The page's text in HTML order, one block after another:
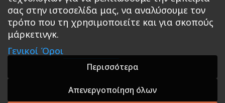
Κεντρική Βιβλία
Roleplaying Games Ψυχαγωγία Εκδόσεις Βάρδος
Σε Προσφορά
A theme by GradientThemes - A theme by Gradient
σας στην ιστοσελίδα μας, να αναλύσουμε τον
τρόπο που τη χρησιμοποιείτε και για σκοπούς
μάρκετινγκ.
Γενικοί Όροι
Περισσότερα
Απενεργοποίηση όλων